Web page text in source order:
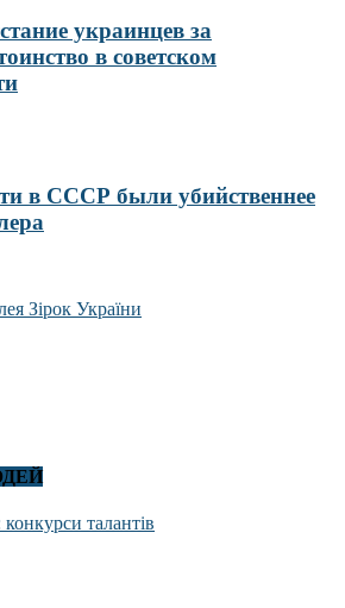
украинцев за
в советском
в СССР были убийственнее
Зірок України